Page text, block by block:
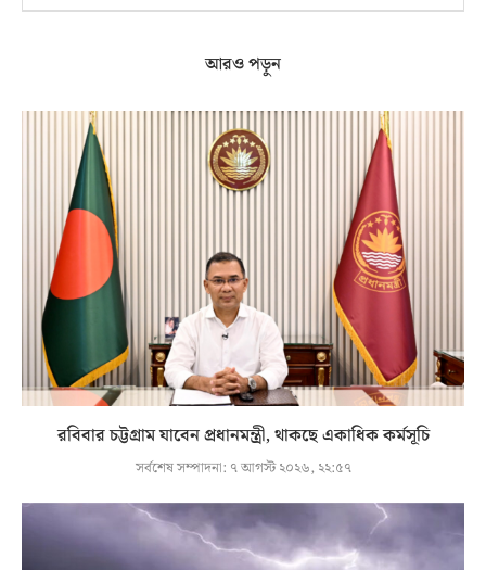
আরও পড়ুন
রবিবার চট্টগ্রাম যাবেন প্রধানমন্ত্রী, থাকছে একাধিক কর্মসূচি
সর্বশেষ সম্পাদনা: ৭ আগস্ট ২০২৬, ২২:৫৭